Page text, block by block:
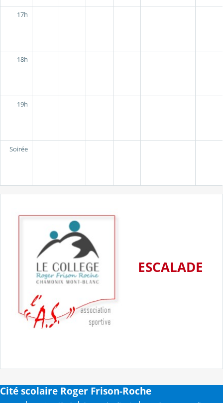
17h
18h
19h
Soirée
ESCALADE
Cité scolaire Roger Frison-Roche